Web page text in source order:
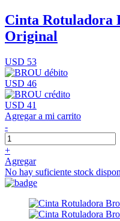
Cinta Rotuladora
Original
USD 53
USD 46
USD 41
Agregar a mi carrito
-
+
Agregar
No hay suficiente stock